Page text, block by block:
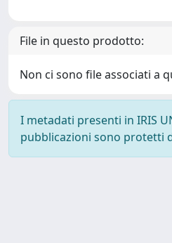
File in questo prodotto:
Non ci sono file associati a
I metadati presenti in IRIS
pubblicazioni sono protetti